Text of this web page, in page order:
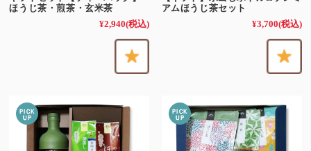
ほうじ茶・煎茶・玄米茶
¥2,940(税込)
アムほうじ茶セット
¥3,700(税込)